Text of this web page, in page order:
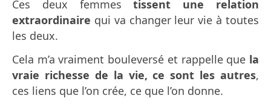
Ces deux femmestissent une relation
extraordinaire qui va changer leur vie à toutes
les deux.
Cela m’a vraiment bouleversé et rappelle que la
vraie richesse de la vie, ce sont les autres,
ces liens que l’on crée, ce que l’on donne.